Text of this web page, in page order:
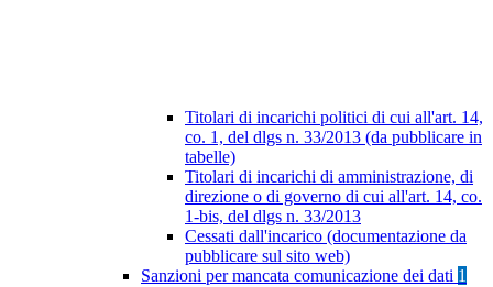
Titolari di incarichi politici di cui all'art. 14,
co. 1, del dlgs n. 33/2013 (da pubblicare in
tabelle)
Titolari di incarichi di amministrazione, di
direzione o di governo di cui all'art. 14, co.
1-bis, del dlgs n. 33/2013
Cessati dall'incarico (documentazione da
pubblicare sul sito web)
Sanzioni per mancata comunicazione dei dati 1